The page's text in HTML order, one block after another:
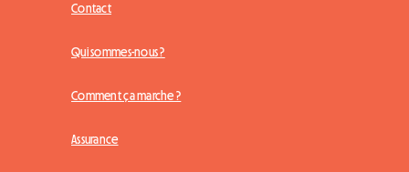
Contact
Qui sommes-nous ?
Comment ça marche ?
Assurance